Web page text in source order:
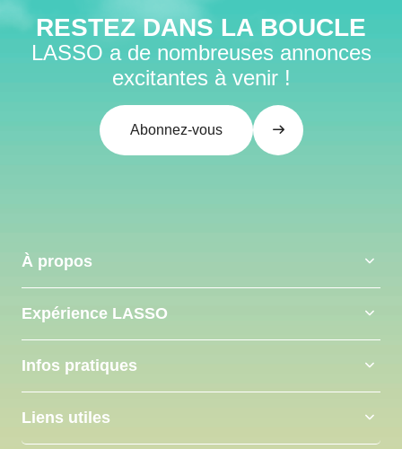
RESTEZ DANS LA BOUCLE
LASSO a de nombreuses annonces
excitantes à venir !
Abonnez-vous
À propos
Expérience LASSO
Infos pratiques
Liens utiles